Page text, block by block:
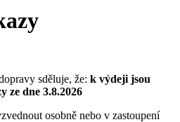
sděluje, že: k výdeji jsou
ze dne 3.8.2026
osobně nebo v zastoupení